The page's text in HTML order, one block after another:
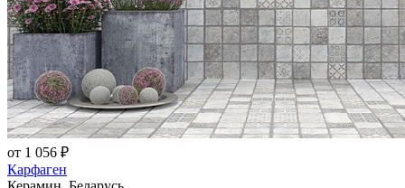
от 1 056 ₽
Карфаген